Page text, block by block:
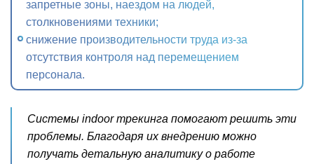
запретные зоны, наездом на людей,
столкновениями техники;
снижение производительности труда из-за
отсутствия контроля над перемещением
персонала.
Системы indoor трекинга помогают решить эти
проблемы. Благодаря их внедрению можно
получать детальную аналитику о работе